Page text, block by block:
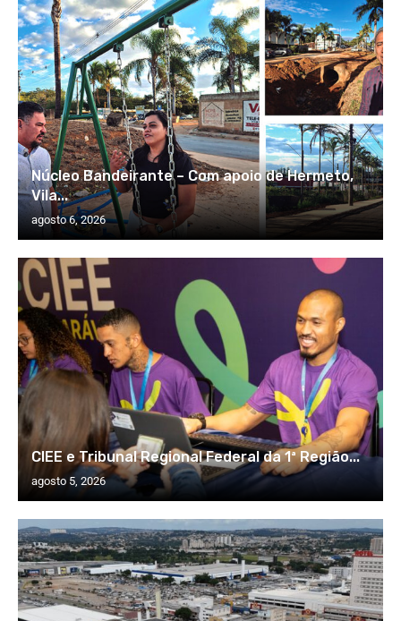
Núcleo Bandeirante – Com apoio de Hermeto,
Vila...
agosto 6, 2026
CIEE e Tribunal Regional Federal da 1ª Região...
agosto 5, 2026